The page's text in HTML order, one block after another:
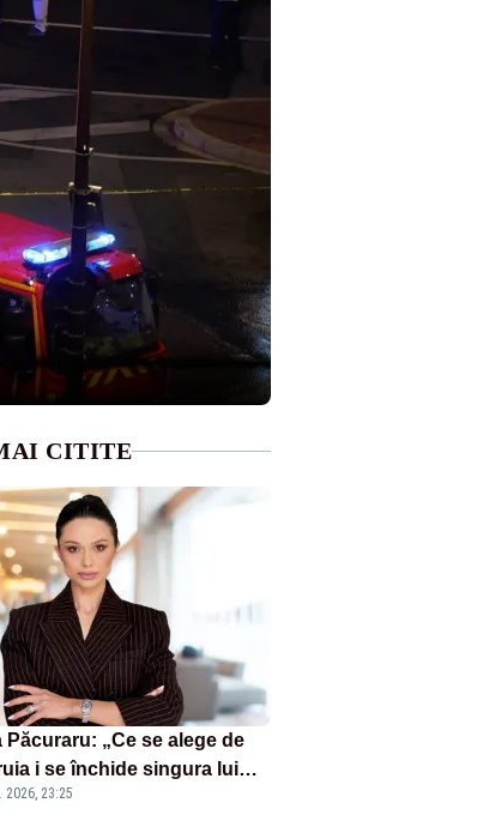
CITITE
Păcuraru: „Ce se alege de
i se închide singura lui
2026, 23:25